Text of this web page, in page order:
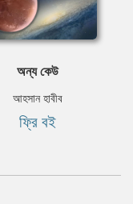
অন্য কেউ
আহসান হাবীব
ফ্রি বই